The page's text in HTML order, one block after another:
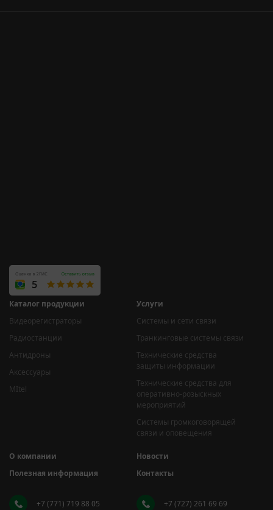
Каталог продукции
Видеорегистраторы
Радиостанции
Антидроны
Аксессуары
MItel
Услуги
Системы и сети связи
Транкинговые системы связи
Технические средства
защиты информации
Технические средства для
оперативно-розыскных
мероприятий
Системы громкоговорящей
связи и оповещения
О компании
Новости
Полезная информация
Контакты
+7 (771) 719 88 05 +7 (727) 261 69 69